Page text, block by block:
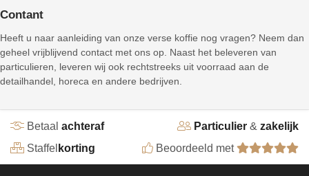
Contant
Heeft u naar aanleiding van onze verse koffie nog vragen? Neem dan
geheel vrijblijvend contact met ons op. Naast het beleveren van
particulieren, leveren wij ook rechtstreeks uit voorraad aan de
detailhandel, horeca en andere bedrijven.
Betaal achteraf Particulier & zakelijk
Staffel korting Beoordeeld met